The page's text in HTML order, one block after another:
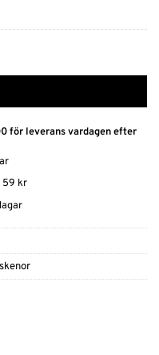
för leverans vardagen efter
59 kr